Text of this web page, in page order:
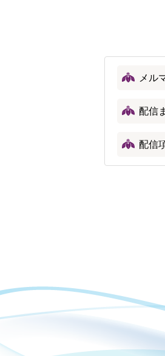
メル
配信
配信